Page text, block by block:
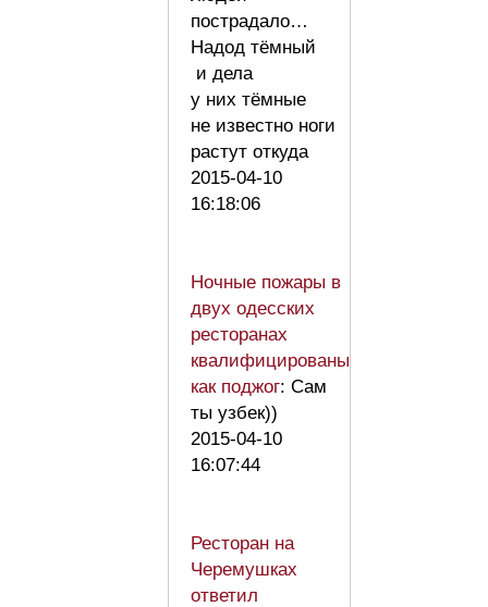
пострадало…
Надод тёмный
и дела
у них тёмные
не известно ноги
растут откуда
2015-04-10
16:18:06
Ночные пожары в
двух одесских
ресторанах
квалифицированы
как поджог: Сам
ты узбек))
2015-04-10
16:07:44
Ресторан на
Черемушках
ответил